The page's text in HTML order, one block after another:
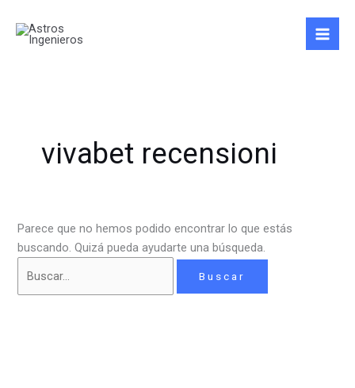
contenido
vivabet recensioni
Parece que no hemos podido encontrar lo que estás
buscando. Quizá pueda ayudarte una búsqueda.
por: